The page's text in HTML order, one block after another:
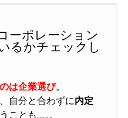
ーポレーション
るかチェックし
は企業選び。
自分と合わずに内定
ことも……。